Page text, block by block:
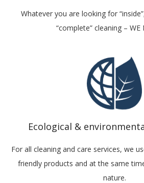
Whatever you are looking for
“complete” cleaning – WE
Ecological &
For all cleaning and care services, we
friendly products and at the same
nature.